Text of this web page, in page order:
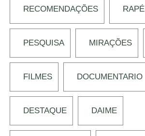
RECOMENDAÇÕES RAPÉ
PESQUISA MIRAÇÕES
FILMES DOCUMENTARIO
DESTAQUE DAIME